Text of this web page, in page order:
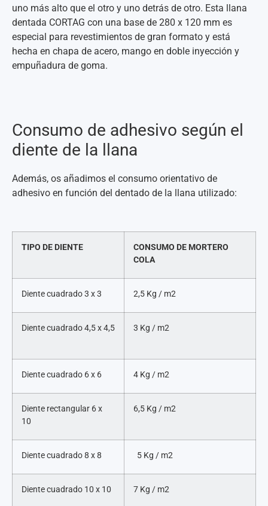
uno más alto que el otro y uno detrás de otro. Esta llana
dentada CORTAG con una base de 280 x 120 mm es
especial para revestimientos de gran formato y está
hecha en chapa de acero, mango en doble inyección y
empuñadura de goma.
Consumo de adhesivo según el
diente de la llana
Además, os añadimos el consumo orientativo de
adhesivo en función del dentado de la llana utilizado:
TIPO DE DIENTE CONSUMO DE MORTERO
COLA
Diente cuadrado 3 x 3 2,5 Kg / m2
Diente cuadrado 4,5 x 4,5 3 Kg / m2
Diente cuadrado 6 x 6 4 Kg / m2
Diente rectangular 6 x
10
6,5 Kg / m2
Diente cuadrado 8 x 8 5 Kg / m2
Diente cuadrado 10 x 10 7 Kg / m2